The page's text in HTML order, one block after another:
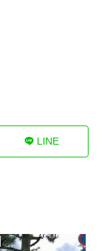
LINE